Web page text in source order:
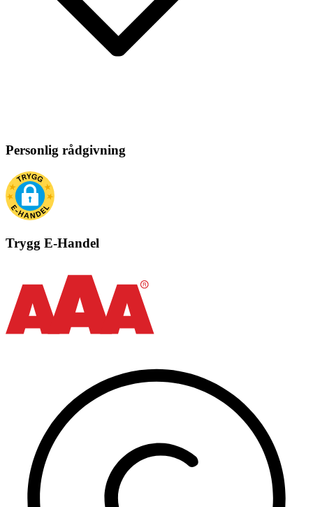
Personlig rådgivning
Trygg E-Handel